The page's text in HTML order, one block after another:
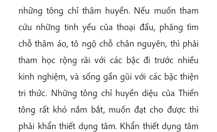
những tông chỉ thâm huyền. Nếu muốn tham
cứu những tinh yếu của thoại đầu, phăng tìm
chỗ thâm áo, tỏ ngộ chỗ chân nguyên, thì phải
tham học rộng rãi với các bậc đi trước nhiều
kinh nghiệm, và sống gần gũi với các bậc thiện
tri thức. Những tông chỉ huyền diệu của Thiền
tông rất khó nắm bắt, muốn đạt cho được thì
phải khẩn thiết dụng tâm. Khẩn thiết dụng tâm